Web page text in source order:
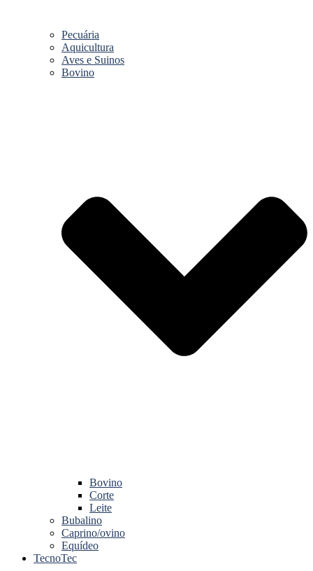
Pecuária
Aquicultura
Aves e Suinos
Bovino
Bovino
Corte
Leite
Bubalino
Caprino/ovino
Equídeo
TecnoTec